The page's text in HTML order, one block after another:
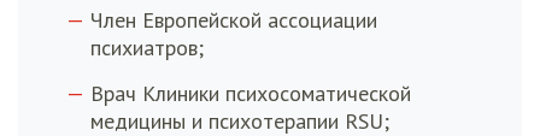
Член Европейской ассоциации
психиатров;
Врач Клиники психосоматической
медицины и психотерапии RSU;